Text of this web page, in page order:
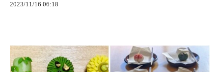
2023/11/16 06:18